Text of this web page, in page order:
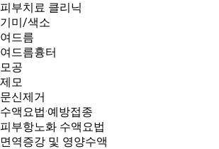
피부치료 클리닉
기미/색소
여드름
여드름흉터
모공
제모
문신제거
수액요법·예방접종
피부항노화 수액요법
면역증강 및 영양수액